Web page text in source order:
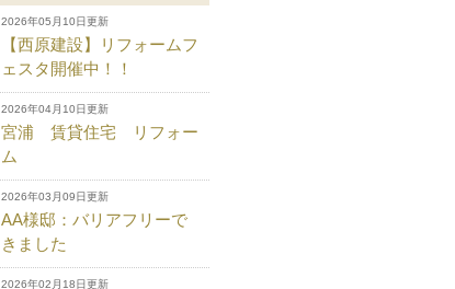
2026年05月10日更新
【西原建設】リフォームフ
ェスタ開催中！！
2026年04月10日更新
宮浦 賃貸住宅 リフォー
ム
2026年03月09日更新
AA様邸：バリアフリーで
きました
2026年02月18日更新